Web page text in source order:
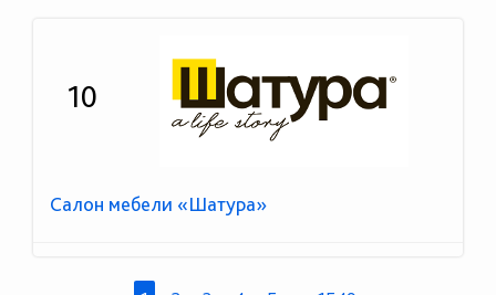
10
Салон мебели «Шатура»